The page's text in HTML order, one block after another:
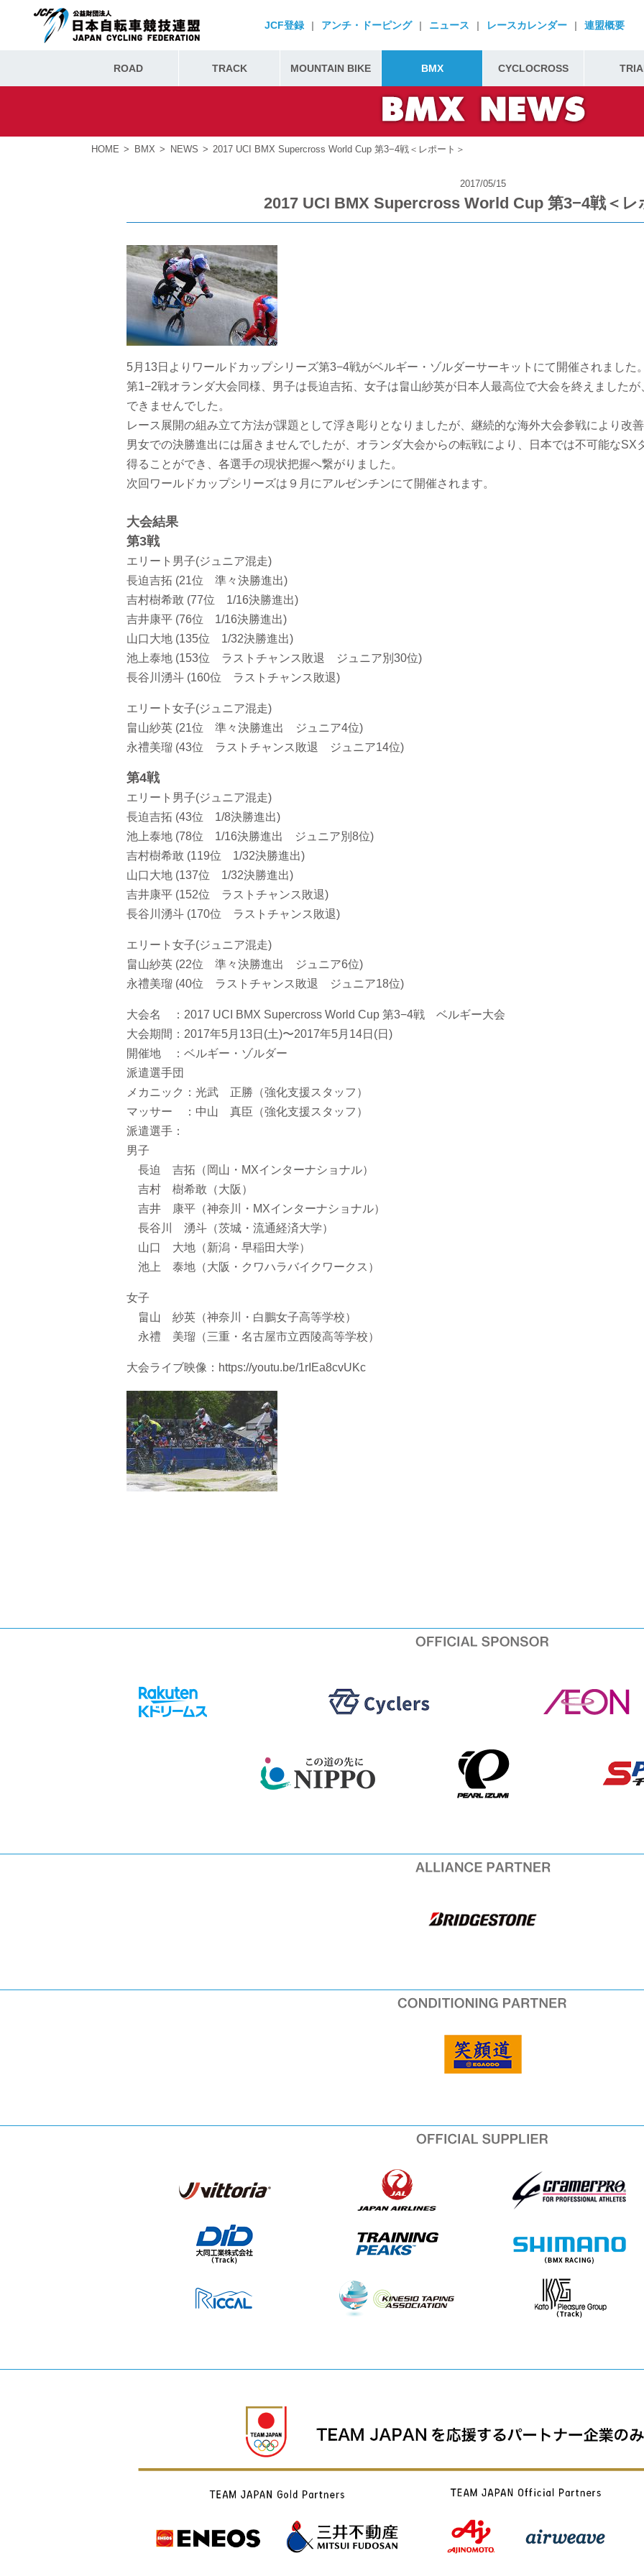
JCF登録 | アンチ・ドーピング | ニュース | レースカレンダー | 連盟概要
ROAD TRACK MOUNTAIN BIKE BMX CYCLOCROSS
HOME BMX NEWS 2017 UCI BMX Supercross World Cup 第3−4戦＜レポート＞
2017/05/15
2017 UCI BMX Supercross World Cup 第3−4戦＜レ
5月13日よりワールドカップシリーズ第3−4戦がベルギー・ゾルダーサーキットにて開催されました
第1−2戦オランダ大会同様、男子は長迫吉拓、女子は畠山紗英が日本人最高位で大会を終えました
できませんでした。
レース展開の組み立て方法が課題として浮き彫りとなりましたが、継続的な海外大会参戦により改
男女での決勝進出には届きませんでしたが、オランダ大会からの転戦により、日本では不可能なSX
得ることができ、各選手の現状把握へ繋がりました。
次回ワールドカップシリーズは９月にアルゼンチンにて開催されます。
大会結果
第3戦
エリート男子(ジュニア混走)
長迫吉拓 (21位 準々決勝進出)
吉村樹希敢 (77位 1/16決勝進出)
吉井康平 (76位 1/16決勝進出)
山口大地 (135位 1/32決勝進出)
池上泰地 (153位 ラストチャンス敗退 ジュニア別30位)
長谷川湧斗 (160位 ラストチャンス敗退)
エリート女子(ジュニア混走)
畠山紗英 (21位 準々決勝進出 ジュニア4位)
永禮美瑠 (43位 ラストチャンス敗退 ジュニア14位)
第4戦
エリート男子(ジュニア混走)
長迫吉拓 (43位 1/8決勝進出)
池上泰地 (78位 1/16決勝進出 ジュニア別8位)
吉村樹希敢 (119位 1/32決勝進出)
山口大地 (137位 1/32決勝進出)
吉井康平 (152位 ラストチャンス敗退)
長谷川湧斗 (170位 ラストチャンス敗退)
エリート女子(ジュニア混走)
畠山紗英 (22位 準々決勝進出 ジュニア6位)
永禮美瑠 (40位 ラストチャンス敗退 ジュニア18位)
大会名 ：2017 UCI BMX Supercross World Cup 第3−4戦 ベルギー大会
大会期間：2017年5月13日(土)〜2017年5月14日(日)
開催地 ：ベルギー・ゾルダー
派遣選手団
メカニック：光武 正勝（強化支援スタッフ）
マッサー ：中山 真臣（強化支援スタッフ）
派遣選手：
男子
長迫 吉拓（岡山・MXインターナショナル）
吉村 樹希敢（大阪）
吉井 康平（神奈川・MXインターナショナル）
長谷川 湧斗（茨城・流通経済大学）
山口 大地（新潟・早稲田大学）
池上 泰地（大阪・クワハラバイクワークス）
女子
畠山 紗英（神奈川・白鵬女子高等学校）
永禮 美瑠（三重・名古屋市立西陵高等学校）
大会ライブ映像：https://youtu.be/1rIEa8cvUKc